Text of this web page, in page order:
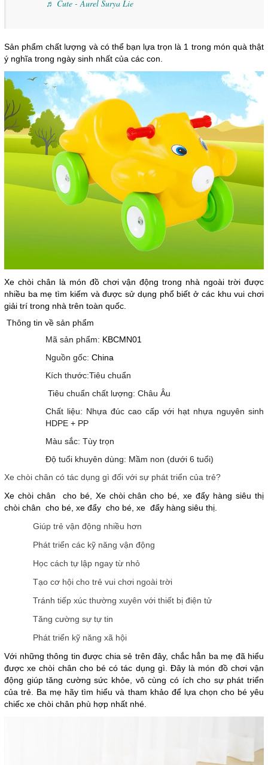
♬ Cute - Aurel Surya Lie
Sản phẩm chất lượng và có thể bạn lựa trọn là 1 trong món quà thật
ý nghĩa trong ngày sinh nhất của các con.
Xe chòi chân là món đồ chơi vận động trong nhà ngoài trời được
nhiều ba mẹ tìm kiếm và được sử dụng phổ biết ở các khu vui chơi
giải trí trong nhà trên toàn quốc.
Thông tin về sản phẩm
Mã sản phẩm: KBCMN01
Nguồn gốc: China
Kích thước:Tiêu chuẩn
Tiêu chuẩn chất lượng: Châu Âu
Chất liệu: Nhựa đúc cao cấp với hạt nhựa nguyên sinh
HDPE + PP
Màu sắc: Tùy trọn
Độ tuổi khuyên dùng: Mầm non (dưới 6 tuổi)
Xe chòi chân có tác dụng gì đối với sự phát triển của trẻ?
Xe chòi chân cho bé, Xe chòi chân cho bé, xe đẩy hàng siêu thị
chòi chân cho bé, xe đẩy cho bé, xe đẩy hàng siêu thị.
Giúp trẻ vận động nhiều hơn
Phát triển các kỹ năng vận động
Học cách tự lập ngay từ nhỏ
Tạo cơ hội cho trẻ vui chơi ngoài trời
Tránh tiếp xúc thường xuyên với thiết bị điện tử
Tăng cường sự tự tin
Phát triển kỹ năng xã hội
Với những thông tin được chia sẻ trên đây, chắc hẳn ba mẹ đã hiểu
được xe chòi chân cho bé có tác dụng gì. Đây là món đồ chơi vận
động giúp tăng cường sức khỏe, vô cùng có ích cho sự phát triển
của trẻ. Ba mẹ hãy tìm hiểu và tham khảo để lựa chọn cho bé yêu
chiếc xe chòi chân phù hợp nhất nhé.